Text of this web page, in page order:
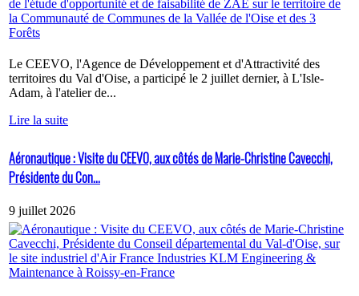
Le CEEVO, l'Agence de Développement et d'Attractivité des
territoires du Val d'Oise, a participé le 2 juillet dernier, à L'Isle-
Adam, à l'atelier de...
Lire la suite
Aéronautique : Visite du CEEVO, aux côtés de Marie-Christine Cavecchi,
Présidente du Con...
9 juillet 2026